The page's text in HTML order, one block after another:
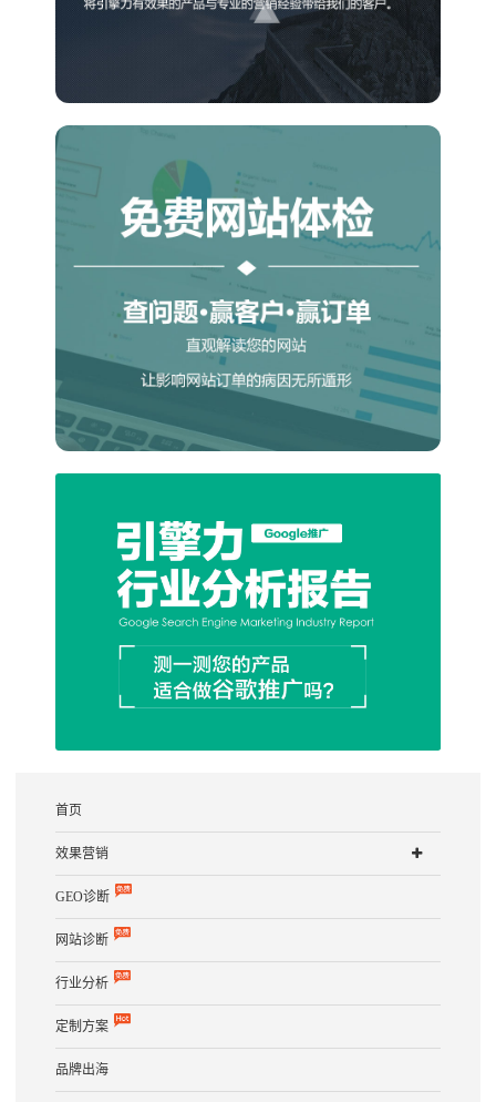
首页
效果营销
GEO诊断
网站诊断
行业分析
定制方案
品牌出海